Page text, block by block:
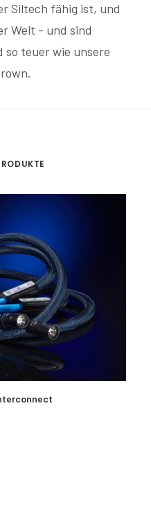
Siltech fähig ist, und
Welt - und sind
teuer wie unsere